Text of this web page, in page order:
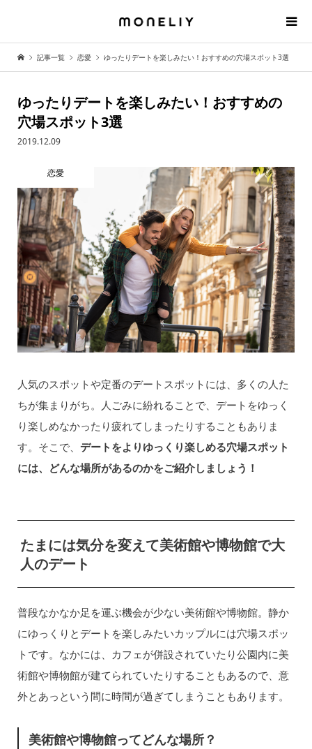
記事一覧 恋愛 ゆったりデートを楽しみたい！おすすめの穴場スポット3選
ゆったりデートを楽しみたい！おすすめの
穴場スポット3選
2019.12.09
恋愛
人気のスポットや定番のデートスポットには、多くの人た
ちが集まりがち。人ごみに紛れることで、デートをゆっく
り楽しめなかったり疲れてしまったりすることもありま
す。そこで、 デートをよりゆっくり楽しめる穴場スポット
には、どんな場所があるのかをご紹介しましょう！
たまには気分を変えて美術館や博物館で大
人のデート
普段なかなか足を運ぶ機会が少ない美術館や博物館。静か
にゆっくりとデートを楽しみたいカップルには穴場スポッ
トです。なかには、カフェが併設されていたり公園内に美
術館や博物館が建てられていたりすることもあるので、意
外とあっという間に時間が過ぎてしまうこともあります。
美術館や博物館ってどんな場所？